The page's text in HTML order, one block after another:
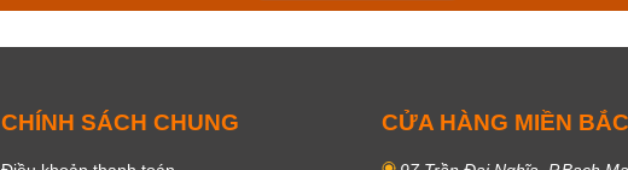
CHÍNH SÁCH CHUNG CỬA HÀNG MIỀN BẮC